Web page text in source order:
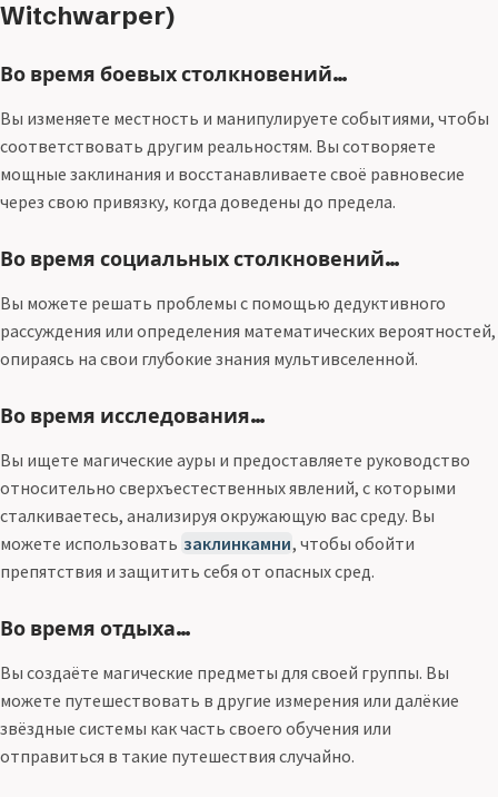
Witchwarper)
Во время боевых столкновений…
Вы изменяете местность и манипулируете событиями, чтобы
соответствовать другим реальностям. Вы сотворяете
мощные заклинания и восстанавливаете своё равновесие
через свою привязку, когда доведены до предела.
Во время социальных столкновений…
Вы можете решать проблемы с помощью дедуктивного
рассуждения или определения математических вероятностей,
опираясь на свои глубокие знания мультивселенной.
Во время исследования…
Вы ищете магические ауры и предоставляете руководство
относительно сверхъестественных явлений, с которыми
сталкиваетесь, анализируя окружающую вас среду. Вы
можете использовать заклинкамни, чтобы обойти
препятствия и защитить себя от опасных сред.
Во время отдыха…
Вы создаёте магические предметы для своей группы. Вы
можете путешествовать в другие измерения или далёкие
звёздные системы как часть своего обучения или
отправиться в такие путешествия случайно.